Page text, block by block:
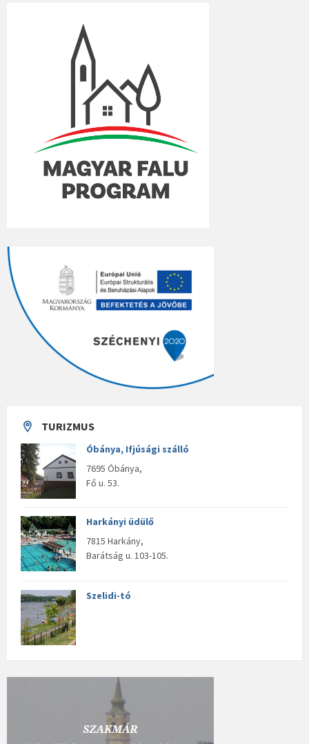
TURIZMUS
Óbánya, Ifjúsági szálló
7695 Óbánya,
Fő u. 53.
Harkányi üdülő
7815 Harkány,
Barátság u. 103-105.
Szelidi-tó